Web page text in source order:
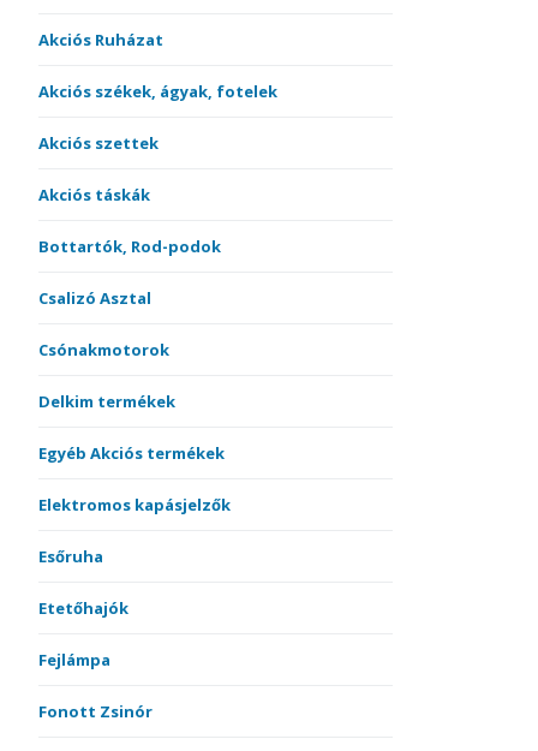
Akciós Ruházat
Akciós székek, ágyak, fotelek
Akciós szettek
Akciós táskák
Bottartók, Rod-podok
Csalizó Asztal
Csónakmotorok
Delkim termékek
Egyéb Akciós termékek
Elektromos kapásjelzők
Esőruha
Etetőhajók
Fejlámpa
Fonott Zsinór